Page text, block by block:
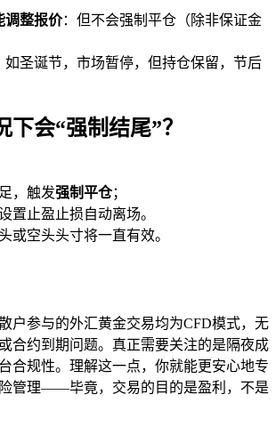
调整报价：但不会强制平仓（除非保证金
如圣诞节，市场暂停，但持仓保留，节后
下会“强制结尾”？
，触发强制平仓；
止盈止损自动离场。
或空头头寸将一直有效。
户参与的外汇黄金交易均为CFD模式，无
合约到期问题。真正需要关注的是隔夜成
合规性。理解这一点，你就能更安心地专
管理——毕竟，交易的目的是盈利，不是